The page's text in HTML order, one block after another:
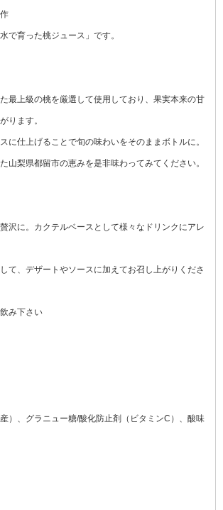
で育った桃ジュース」です。
最上級の桃を厳選して使用しており、果実本来の甘
ります。
に仕上げることで旬の味わいをそのままボトルに。
山梨県都留市の恵みを是非味わってみてください。
沢に。カクテルベースとして様々なドリンクにアレ
て、デザートやソースに加えてお召し上がりくださ
み下さい
）、グラニュー糖/酸化防止剤（ビタミンC）、酸味